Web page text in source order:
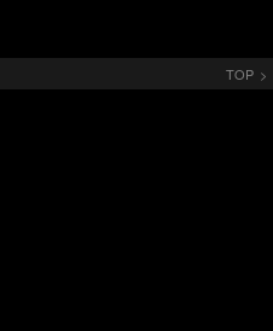
TOP >